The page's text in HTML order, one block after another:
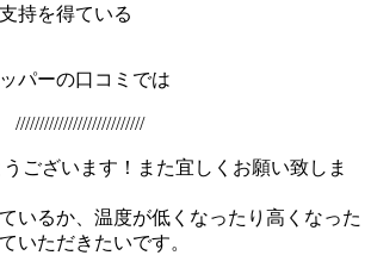
持を得ている
パーの口コミでは
ございます！また宜しくお願い致しま
いるか、温度が低くなったり高くなった
いただきたいです。